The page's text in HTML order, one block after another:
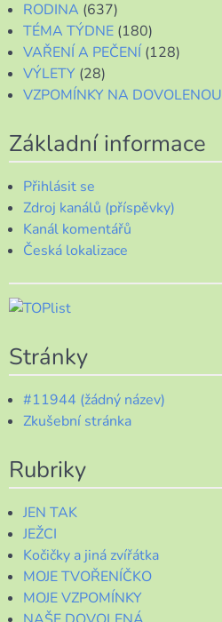
RODINA (637)
TÉMA TÝDNE (180)
VAŘENÍ A PEČENÍ (128)
VÝLETY (28)
VZPOMÍNKY NA DOVOLENOU
Základní informace
Přihlásit se
Zdroj kanálů (příspěvky)
Kanál komentářů
Česká lokalizace
Stránky
#11944 (žádný název)
Zkušební stránka
Rubriky
JEN TAK
JEŽCI
Kočičky a jiná zvířátka
MOJE TVOŘENÍČKO
MOJE VZPOMÍNKY